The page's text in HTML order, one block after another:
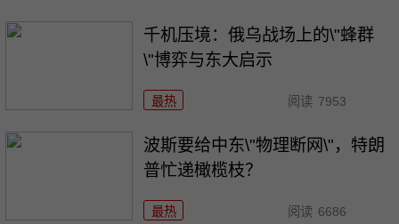
千机压境：俄乌战场上的\"蜂群
\"博弈与东大启示
最热 阅读 7953
波斯要给中东\"物理断网\"，特朗
普忙递橄榄枝？
最热 阅读 6686